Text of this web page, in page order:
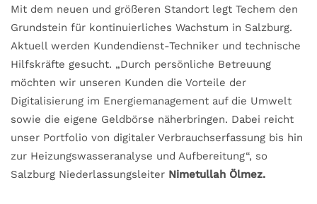
Mit dem neuen und größeren Standort legt Techem den
Grundstein für kontinuierliches Wachstum in Salzburg.
Aktuell werden Kundendienst-Techniker und technische
Hilfskräfte gesucht. „Durch persönliche Betreuung
möchten wir unseren Kunden die Vorteile der
Digitalisierung im Energiemanagement auf die Umwelt
sowie die eigene Geldbörse näherbringen. Dabei reicht
unser Portfolio von digitaler Verbrauchserfassung bis hin
zur Heizungswasseranalyse und Aufbereitung“, so
Salzburg Niederlassungsleiter Nimetullah Ölmez.